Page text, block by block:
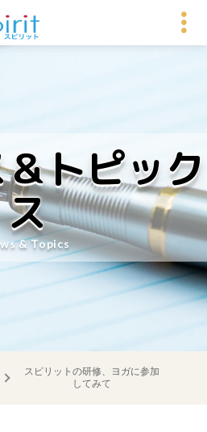
トピック
ス
& Topics
スピリットの研修、ヨガに参加
してみて